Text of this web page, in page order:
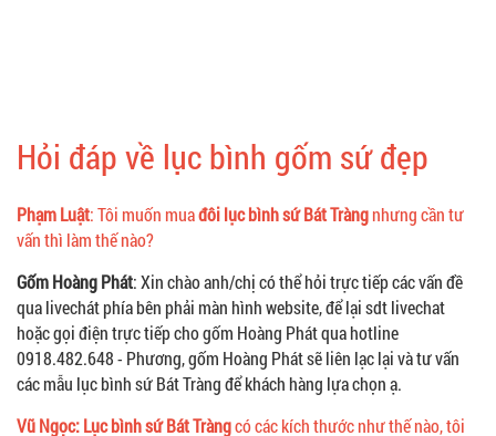
Hỏi đáp về lục bình gốm sứ đẹp
Phạm Luật: Tôi muốn muađôi lục bình sứ Bát Tràngnhưng cần tư
vấn thì làm thế nào?
Gốm Hoàng Phát: Xin chào anh/chị có thể hỏi trực tiếp các vấn đề
qua livechát phía bên phải màn hình website, để lại sdt livechat
hoặc gọi điện trực tiếp cho gốm Hoàng Phát qua hotline
0918.482.648 - Phương, gốm Hoàng Phát sẽ liên lạc lại và tư vấn
các mẫu lục bình sứ Bát Tràng để khách hàng lựa chọn ạ.
Vũ Ngọc: Lục bình sứ Bát Tràngcó các kích thước như thế nào, tôi